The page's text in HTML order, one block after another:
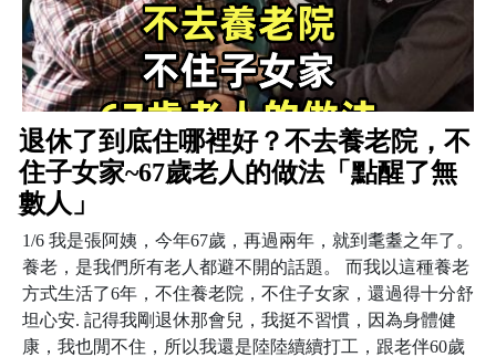
退休了到底住哪裡好？不去養老院，不
住子女家~67歲老人的做法「點醒了無
數人」
1/6 我是張阿姨，今年67歲，再過兩年，就到耄耋之年了。
養老，是我們所有老人都避不開的話題。 而我以這種養老
方式生活了6年，不住養老院，不住子女家，還過得十分舒
坦心安. 記得我剛退休那會兒，我挺不習慣，因為身體健
康，我也閒不住，所以我還是陸陸續續打工，跟老伴60歲